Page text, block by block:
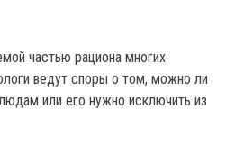
частью рациона многих
ведут споры о том, можно ли
или его нужно исключить из